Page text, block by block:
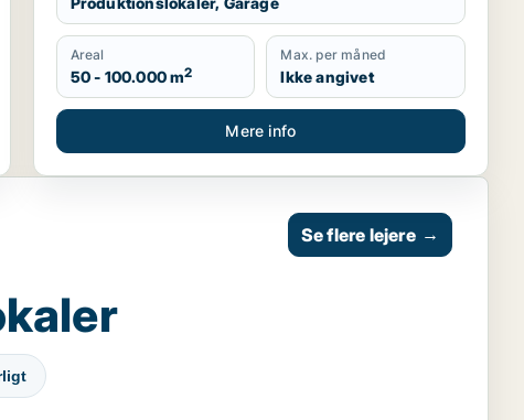
Areal
50 - 100.000 m2
Max. per måned
Ikke angivet
Mere info
Se flere lejere →